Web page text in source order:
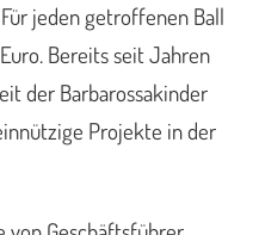
jeden getroffenen Ball
Bereits seit Jahren
der Barbarossakinder
Projekte in der